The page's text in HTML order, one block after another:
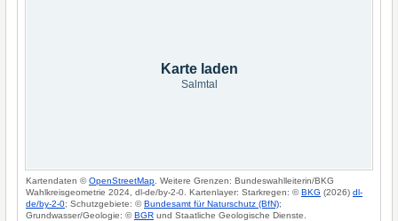
Karte laden
Salmtal
Kartendaten ©OpenStreetMap . Weitere Grenzen: Bundeswahlleiterin/BKG
Wahlkreisgeometrie 2024, dl-de/by-2-0. Kartenlayer: Starkregen: ©BKG (2026) dl-
de/by-2-0; Schutzgebiete: ©Bundesamt für Naturschutz (BfN);
Grundwasser/Geologie: ©BGR und Staatliche Geologische Dienste.